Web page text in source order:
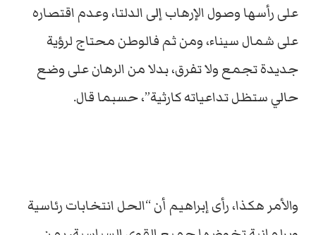
على رأسها وصول الإرهاب إلى الدلتا، وعدم اقتصاره
على شمال سيناء، ومن ثم فالوطن محتاج لرؤية
جديدة تجمع ولا تفرق، بدلا من الرهان على وضع
حالي ستظل تداعياته كارثية”، حسبما قال.
والأمر هكذا، رأى إبراهيم أن “الحل انتخابات رئاسية